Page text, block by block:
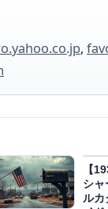
,
【
シャ
ルカ